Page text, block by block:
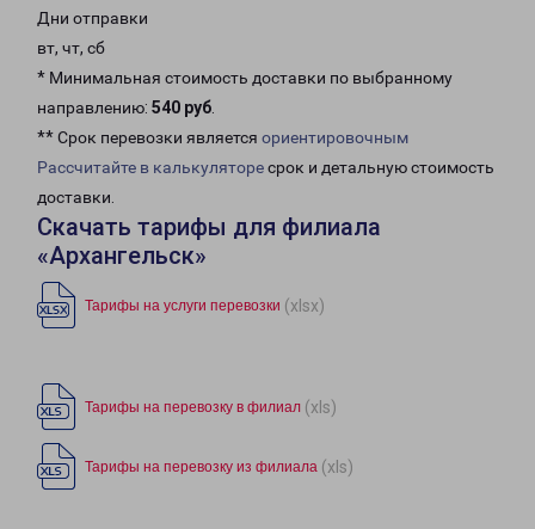
Дни отправки
вт, чт, сб
* Минимальная стоимость доставки по выбранному
направлению: 540 руб.
** Срок перевозки является ориентировочным
Рассчитайте в калькуляторесрок и детальную стоимость
доставки.
Скачать тарифы для филиала
«Архангельск»
Тарифы на услуги перевозки (xlsx)
Тарифы на перевозку в филиал (xls)
Тарифы на перевозку из филиала (xls)